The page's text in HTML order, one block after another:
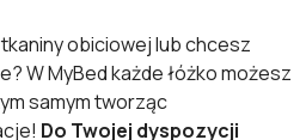
obiciowej lub chcesz
W MyBed każde łóżko możesz
samym tworząc
Do Twojej dyspozycji